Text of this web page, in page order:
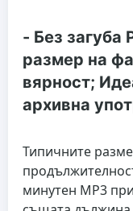
- Без загуба
размер на
вярност;
архивна
Типичните
минутен MP3